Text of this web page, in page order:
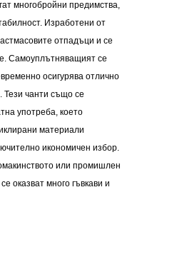
многобройни предимства,
Изработени от
отпадъци и се
Самоуплътняващият се
осигурява отлично
Тези чанти също се
употреба, което
материали
икономичен избор.
или промишлен
оказват много гъвкави и